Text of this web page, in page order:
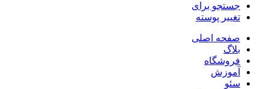
جستجو برای
تغییر پوسته
صفحه اصلی
بلاگ
فروشگاه
آموزش
سئو